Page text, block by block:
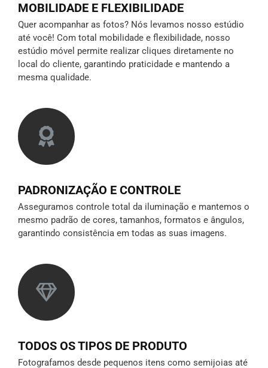
MOBILIDADE E FLEXIBILIDADE
Quer acompanhar as fotos? Nós levamos nosso estúdio
até você! Com total mobilidade e flexibilidade, nosso
estúdio móvel permite realizar cliques diretamente no
local do cliente, garantindo praticidade e mantendo a
mesma qualidade.
PADRONIZAÇÃO E CONTROLE
Asseguramos controle total da iluminação e mantemos o
mesmo padrão de cores, tamanhos, formatos e ângulos,
garantindo consistência em todas as suas imagens.
TODOS OS TIPOS DE PRODUTO
Fotografamos desde pequenos itens como semijoias até